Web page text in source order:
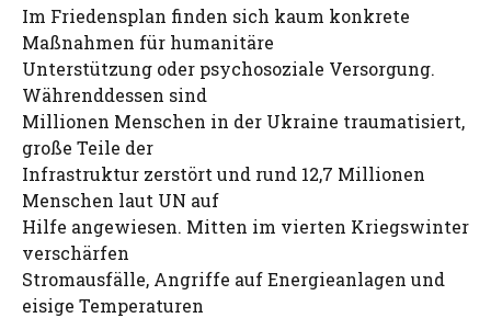
Im Friedensplan finden sich kaum konkrete
Maßnahmen für humanitäre
Unterstützung oder psychosoziale Versorgung.
Währenddessen sind
Millionen Menschen in der Ukraine traumatisiert,
große Teile der
Infrastruktur zerstört und rund 12,7 Millionen
Menschen laut UN auf
Hilfe angewiesen. Mitten im vierten Kriegswinter
verschärfen
Stromausfälle, Angriffe auf Energieanlagen und
eisige Temperaturen